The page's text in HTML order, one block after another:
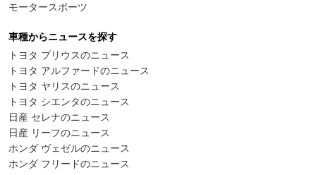
モータースポーツ
車種からニュースを探す
トヨタ プリウスのニュース
トヨタ アルファードのニュース
トヨタ ヤリスのニュース
トヨタ シエンタのニュース
日産 セレナのニュース
日産 リーフのニュース
ホンダ ヴェゼルのニュース
ホンダ フリードのニュース